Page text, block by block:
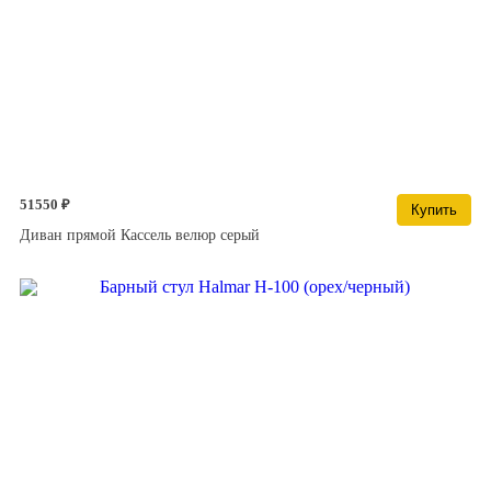
51550 ₽
Купить
Диван прямой Кассель велюр серый